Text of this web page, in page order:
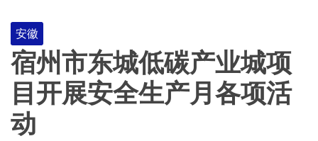
安徽
宿州市东城低碳产业城项
目开展安全生产月各项活
动